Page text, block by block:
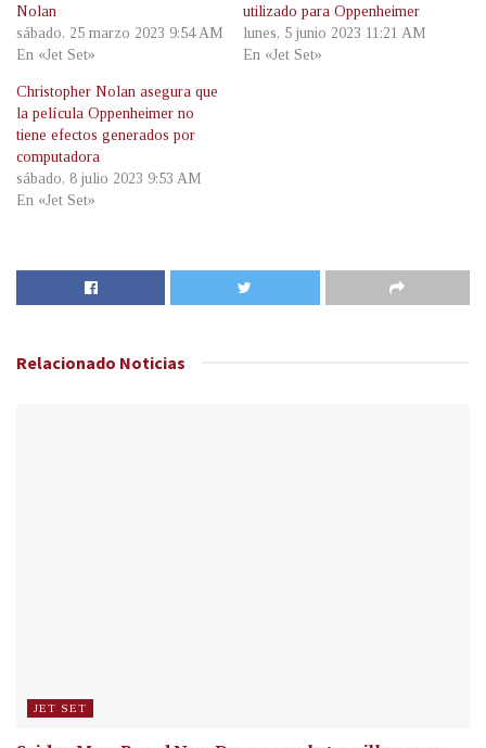
Nolan
sábado, 25 marzo 2023 9:54 AM
En «Jet Set»
utilizado para Oppenheimer
lunes, 5 junio 2023 11:21 AM
En «Jet Set»
Christopher Nolan asegura que
la película Oppenheimer no
tiene efectos generados por
computadora
sábado, 8 julio 2023 9:53 AM
En «Jet Set»
Relacionado Noticias
JET SET